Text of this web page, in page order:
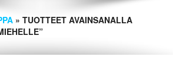
» TUOTTEET AVAINSANALLA